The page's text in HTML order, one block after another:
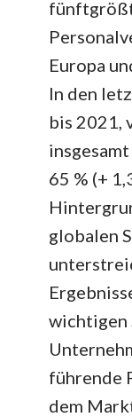
Europa
In den
bis 2021,
65 % (+
globalen
wichtigen
führende
dem